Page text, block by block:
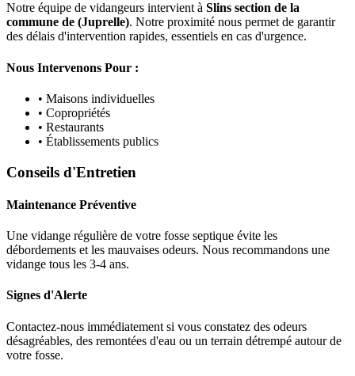
Notre équipe de vidangeurs intervient à Slins section de la
commune de (Juprelle). Notre proximité nous permet de garantir
des délais d'intervention rapides, essentiels en cas d'urgence.
Nous Intervenons Pour :
• Maisons individuelles
• Copropriétés
• Restaurants
• Établissements publics
Conseils d'Entretien
Maintenance Préventive
Une vidange régulière de votre fosse septique évite les
débordements et les mauvaises odeurs. Nous recommandons une
vidange tous les 3-4 ans.
Signes d'Alerte
Contactez-nous immédiatement si vous constatez des odeurs
désagréables, des remontées d'eau ou un terrain détrempé autour de
votre fosse.